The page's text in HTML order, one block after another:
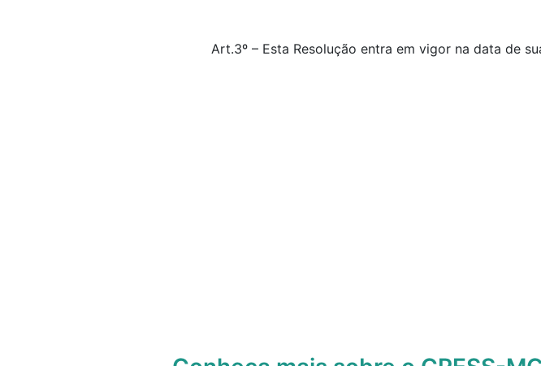
Art.3º – Esta Resolução entra em vigor na data de